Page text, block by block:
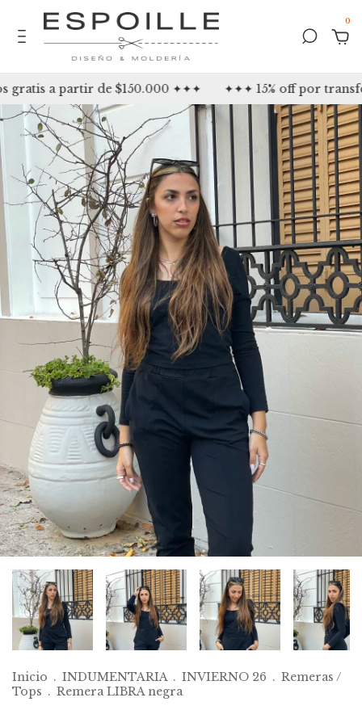
0
a partir de $150.000 ✦✦✦ ✦✦✦ 15% off por
Inicio . INDUMENTARIA . INVIERNO 26 . Remeras /
Tops . Remera LIBRA negra